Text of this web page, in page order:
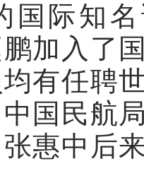
国际知
加入了
有任聘
国民航
惠中后